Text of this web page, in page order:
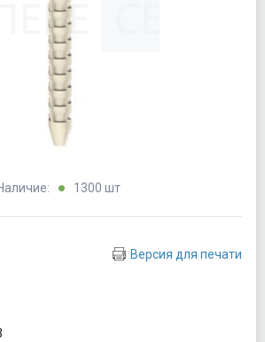
1300 шт
Версия для печати